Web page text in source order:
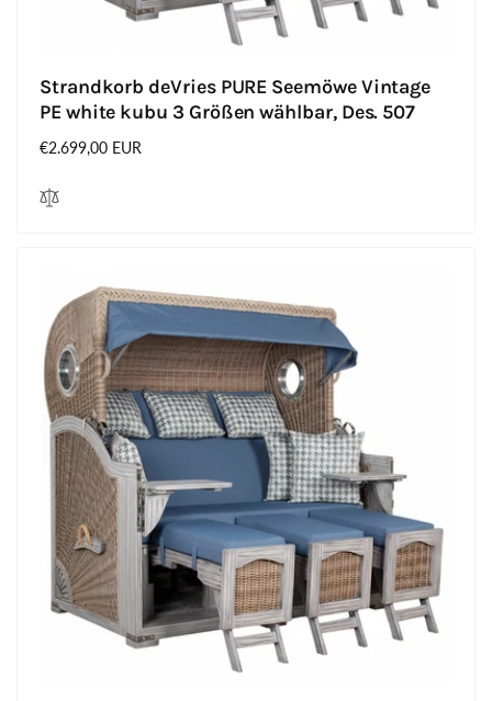
Strandkorb deVries PURE Seemöwe Vintage
PE white kubu 3 Größen wählbar, Des. 507
Normaler
€2.699,00 EUR